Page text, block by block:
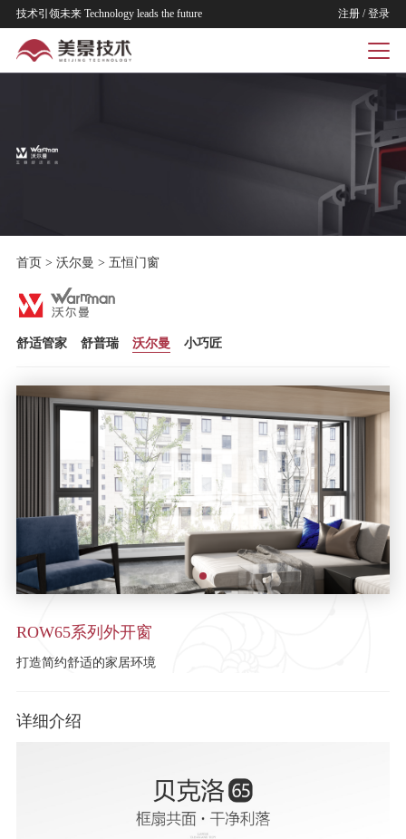
技术引领未来 Technology leads the future 注册 /登录
首页 > 沃尔曼 > 五恒门窗
舒适管家 舒普瑞 沃尔曼 小巧匠
ROW65系列外开窗
打造简约舒适的家居环境
详细介绍